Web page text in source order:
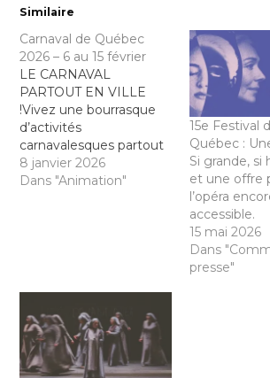
Similaire
Carnaval de Québec
2026 – 6 au 15 février
LE CARNAVAL
PARTOUT EN VILLE
!Vivez une bourrasque
d’activités
carnavalesques partout
à Québec Rangez vos
pantoufles, sortez vos
novembre dernier, le
Carnaval de Québec,…
8 janvier 2026
Dans "Animation"
15e Festival
Québec :
Si grande, si
et une offre
l’opéra
accessible.
15 mai 2026
Dans
presse"